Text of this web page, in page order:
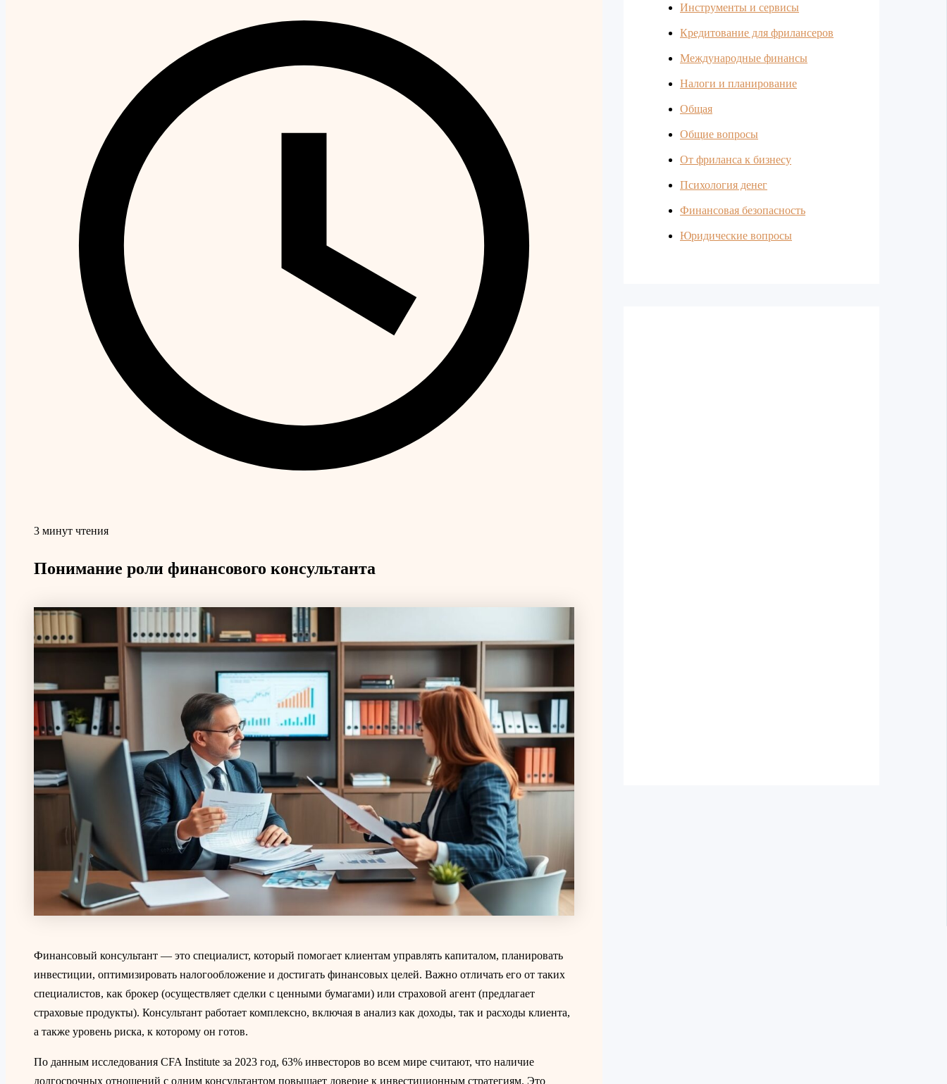
3 минут чтения
Понимание роли финансового консультанта
Финансовый консультант — это специалист, который помогает клиентам управлять капиталом, планировать
инвестиции, оптимизировать налогообложение и достигать финансовых целей. Важно отличать его от таких
специалистов, как брокер (осуществляет сделки с ценными бумагами) или страховой агент (предлагает
страховые продукты). Консультант работает комплексно, включая в анализ как доходы, так и расходы клиента,
а также уровень риска, к которому он готов.
По данным исследования CFA Institute за 2023 год, 63% инвесторов во всем мире считают, что наличие
долгосрочных отношений с одним консультантом повышает доверие к инвестиционным стратегиям. Это
Инструменты и сервисы
Кредитование для фрилансеров
Международные финансы
Налоги и планирование
Общая
Общие вопросы
От фриланса к бизнесу
Психология денег
Финансовая безопасность
Юридические вопросы